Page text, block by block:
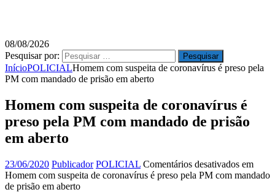
08/08/2026
Pesquisar por:
InícioPOLICIALHomem com suspeita de coronavírus é preso pela
PM com mandado de prisão em aberto
Homem com suspeita de coronavírus é
preso pela PM com mandado de prisão
em aberto
23/06/2020 Publicador POLICIAL Comentários desativados em
Homem com suspeita de coronavírus é preso pela PM com mandado
de prisão em aberto